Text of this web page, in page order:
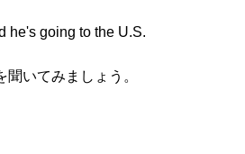
he's going to the U.S.
いてみましょう。